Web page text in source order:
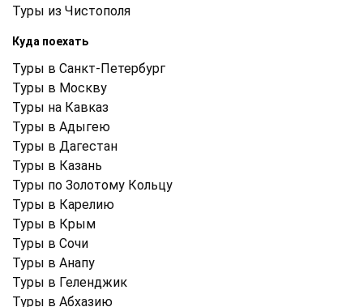
Туры из Чистополя
Куда поехать
Туры в Санкт-Петербург
Туры в Москву
Туры на Кавказ
Туры в Адыгею
Туры в Дагестан
Туры в Казань
Туры по Золотому Кольцу
Туры в Карелию
Туры в Крым
Туры в Cочи
Туры в Анапу
Туры в Геленджик
Туры в Абхазию